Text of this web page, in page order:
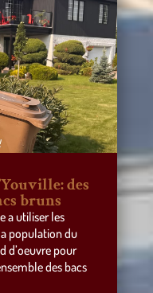
des
bruns
a utiliser les
population du
d’oeuvre pour
des bacs